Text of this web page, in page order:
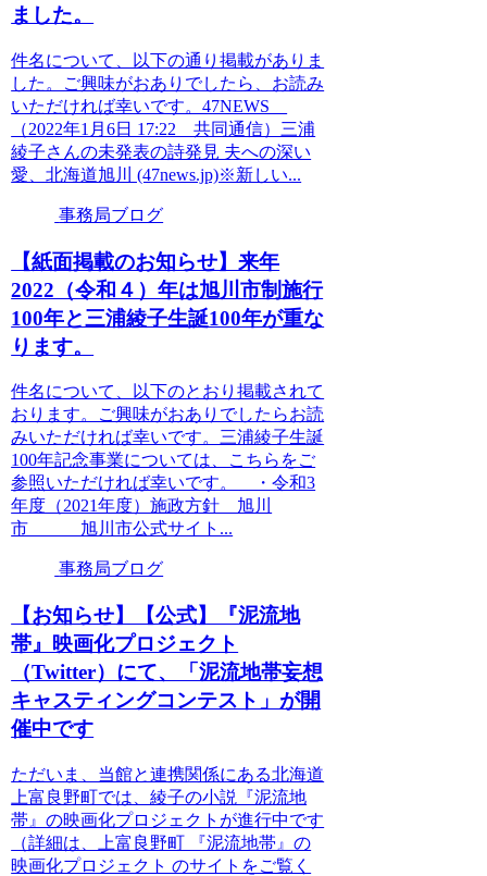
ました。
件名について、以下の通り掲載がありま
した。ご興味がおありでしたら、お読み
いただければ幸いです。47NEWS
（2022年1月6日 17:22 共同通信）三浦
綾子さんの未発表の詩発見 夫への深い
愛、北海道旭川 (47news.jp)※新しい...
事務局ブログ
【紙面掲載のお知らせ】来年
2022（令和４）年は旭川市制施行
100年と三浦綾子生誕100年が重な
ります。
件名について、以下のとおり掲載されて
おります。ご興味がおありでしたらお読
みいただければ幸いです。三浦綾子生誕
100年記念事業については、こちらをご
参照いただければ幸いです。 ・令和3
年度（2021年度）施政方針 旭川
市 旭川市公式サイト...
事務局ブログ
【お知らせ】【公式】『泥流地
帯』映画化プロジェクト
（Twitter）にて、「泥流地帯妄想
キャスティングコンテスト」が開
催中です
ただいま、当館と連携関係にある北海道
上富良野町では、綾子の小説『泥流地
帯』の映画化プロジェクトが進行中です
（詳細は、上富良野町 『泥流地帯』の
映画化プロジェクト のサイトをご覧く